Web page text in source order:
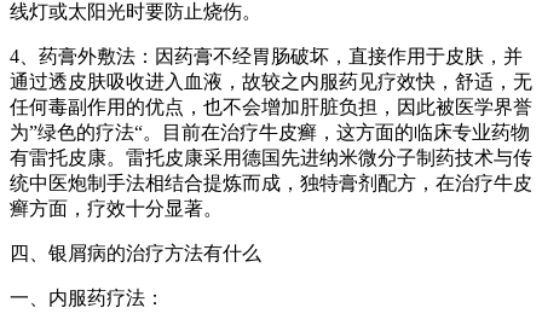
线灯或太阳光时要防止烧伤。
4、药膏外敷法：因药膏不经胃肠破坏，直接作用于皮肤，并
通过透皮肤吸收进入血液，故较之内服药见疗效快，舒适，无
任何毒副作用的优点，也不会增加肝脏负担，因此被医学界誉
为”绿色的疗法“。目前在治疗牛皮癣，这方面的临床专业药物
有雷托皮康。雷托皮康采用德国先进纳米微分子制药技术与传
统中医炮制手法相结合提炼而成，独特膏剂配方，在治疗牛皮
癣方面，疗效十分显著。
四、银屑病的治疗方法有什么
一、内服药疗法：